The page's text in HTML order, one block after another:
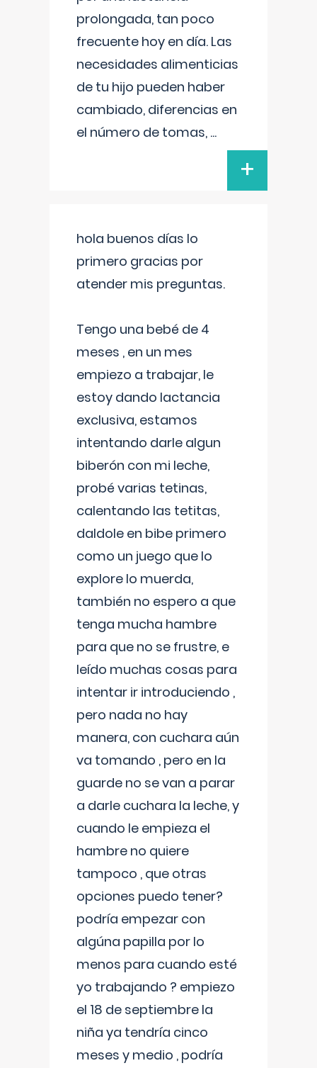
prolongada, tan poco
frecuente hoy en día. Las
necesidades alimenticias
de tu hijo pueden haber
cambiado, diferencias en
el número de tomas, ...
+
hola buenos días lo
primero gracias por
atender mis preguntas.
Tengo una bebé de 4
meses , en un mes
empiezo a trabajar, le
estoy dando lactancia
exclusiva, estamos
intentando darle algun
biberón con mi leche,
probé varias tetinas,
calentando las tetitas,
daldole en bibe primero
como un juego que lo
explore lo muerda,
también no espero a que
tenga mucha hambre
para que no se frustre, e
leído muchas cosas para
intentar ir introduciendo ,
pero nada no hay
manera, con cuchara aún
va tomando , pero en la
guarde no se van a parar
a darle cuchara la leche, y
cuando le empieza el
hambre no quiere
tampoco , que otras
opciones puedo tener?
podría empezar con
algúna papilla por lo
menos para cuando esté
yo trabajando ? empiezo
el 18 de septiembre la
niña ya tendría cinco
meses y medio , podría